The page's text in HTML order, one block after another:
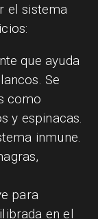
el sistema
que ayuda
Se
como
y espinacas.
inmune.
para
en el